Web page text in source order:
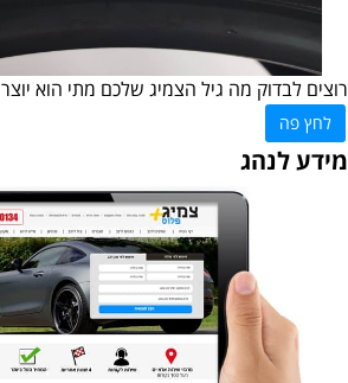
רוצים לבדוק מה גיל הצמיג שלכם מתי הוא יוצר
לחץ פה
מידע לנהג